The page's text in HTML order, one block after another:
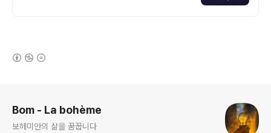
Bom - La bohème
보헤미안의 삶을 꿈꿉니다